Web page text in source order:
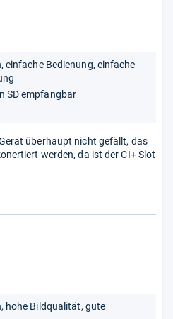
einfache Bedienung, einfache
SD empfangbar
überhaupt nicht gefällt, das
werden, da ist der CI+ Slot
hohe Bildqualität, gute